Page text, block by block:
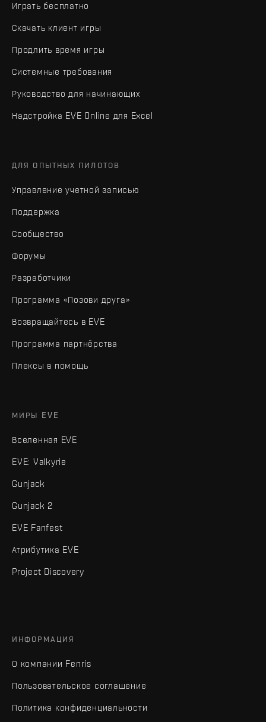
Играть бесплатно
Скачать клиент игры
Продлить время игры
Системные требования
Руководство для начинающих
Надстройка EVE Online для Excel
ДЛЯ ОПЫТНЫХ ПИЛОТОВ
Управление учетной записью
Поддержка
Сообщество
Форумы
Разработчики
Программа «Позови друга»
Возвращайтесь в EVE
Программа партнёрства
Плексы в помощь
МИРЫ EVE
Вселенная EVE
EVE: Valkyrie
Gunjack
Gunjack 2
EVE Fanfest
Атрибутика EVE
Project Discovery
ИНФОРМАЦИЯ
О компании Fenris
Пользовательское соглашение
Политика конфиденциальности